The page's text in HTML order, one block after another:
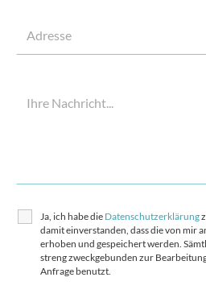
Ja, ich habe die Datenschutzerklärung
damit einverstanden, dass die von mir
erhoben und gespeichert werden.
streng zweckgebunden zur
Anfrage benutzt.